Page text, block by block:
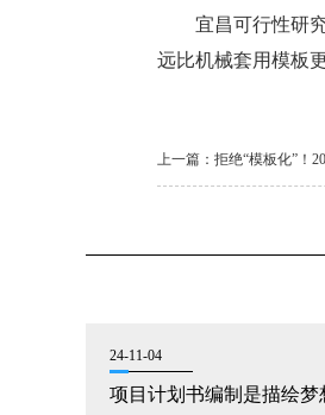
宜昌可行性研究
远比机械套用模板
上一篇： 拒绝“模板化”！
24-11-04
项目计划书编制是描绘梦